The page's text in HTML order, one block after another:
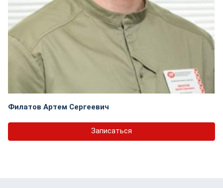
Филатов Артем Сергеевич
Записаться